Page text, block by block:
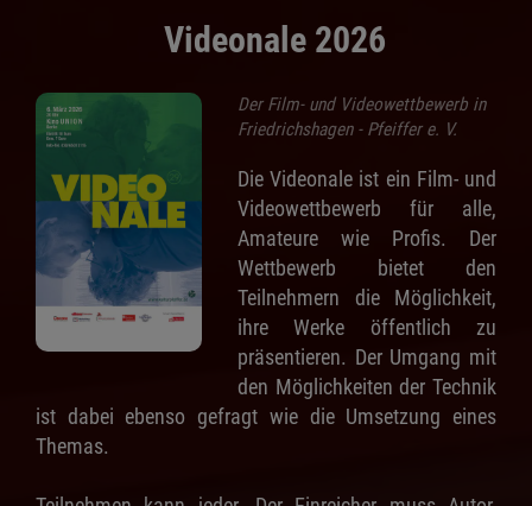
Videonale 2026
Der Film- und Videowettbewerb in
Friedrichshagen - Pfeiffer e. V.
Die Videonale ist ein Film- und
Videowettbewerb für alle,
Amateure wie Profis. Der
Wettbewerb bietet den
Teilnehmern die Möglichkeit,
ihre Werke öffentlich zu
präsentieren. Der Umgang mit
den Möglichkeiten der Technik
ist dabei ebenso gefragt wie die Umsetzung eines
Themas.